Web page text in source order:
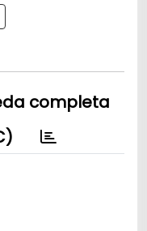
completa